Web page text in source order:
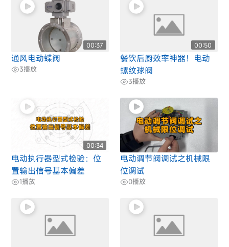
00:37
通风电动蝶阀
3播放
00:50
餐饮后厨效率神器！电动
螺纹球阀
3播放
00:34
电动执行器型式检验：位
置输出信号基本偏差
1播放
电动调节阀调试之机械限
位调试
0播放